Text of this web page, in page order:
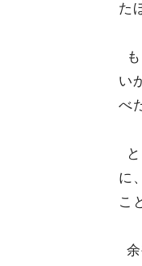
た
い
べ
に
こ